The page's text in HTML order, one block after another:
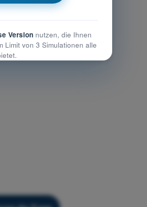
Versionnutzen, die Ihnen
Limit von 3 Simulationen alle